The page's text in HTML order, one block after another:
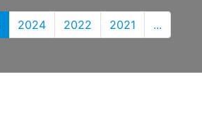
2024 2022 2021 ...